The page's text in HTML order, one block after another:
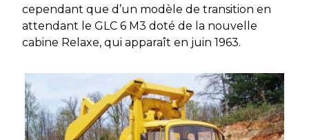
cependant que d’un modèle de transition en
attendant le GLC 6 M3 doté de la nouvelle
cabine Relaxe, qui apparaît en juin 1963.